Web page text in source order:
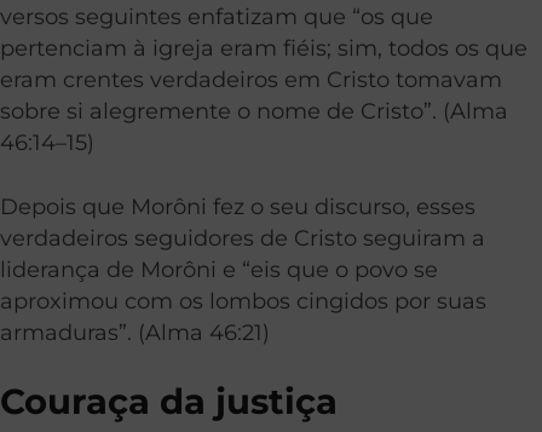
versos seguintes enfatizam que “os que
pertenciam à igreja eram fiéis; sim, todos os que
eram crentes verdadeiros em Cristo tomavam
sobre si alegremente o nome de Cristo”. (Alma
46:14–15)
Depois que Morôni fez o seu discurso, esses
verdadeiros seguidores de Cristo seguiram a
liderança de Morôni e “eis que o povo se
aproximou com os lombos cingidos por suas
armaduras”. (Alma 46:21)
Couraça da justiça